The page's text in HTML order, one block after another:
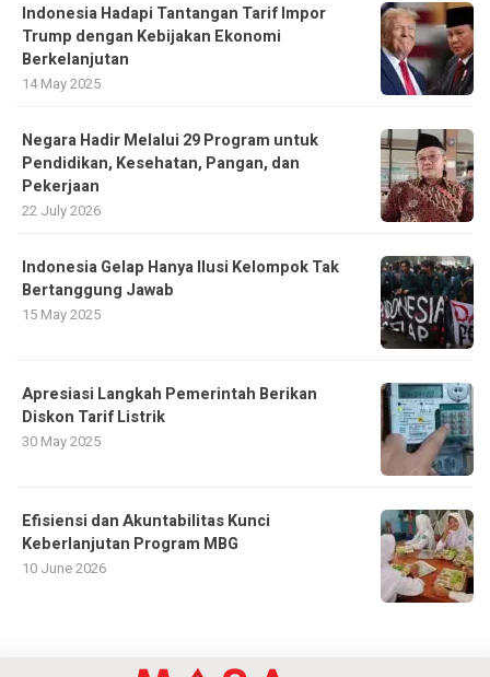
Indonesia Hadapi Tantangan Tarif Impor
Trump dengan Kebijakan Ekonomi
Berkelanjutan
14 May 2025
Negara Hadir Melalui 29 Program untuk
Pendidikan, Kesehatan, Pangan, dan
Pekerjaan
22 July 2026
Indonesia Gelap Hanya Ilusi Kelompok Tak
Bertanggung Jawab
15 May 2025
Apresiasi Langkah Pemerintah Berikan
Diskon Tarif Listrik
30 May 2025
Efisiensi dan Akuntabilitas Kunci
Keberlanjutan Program MBG
10 June 2026